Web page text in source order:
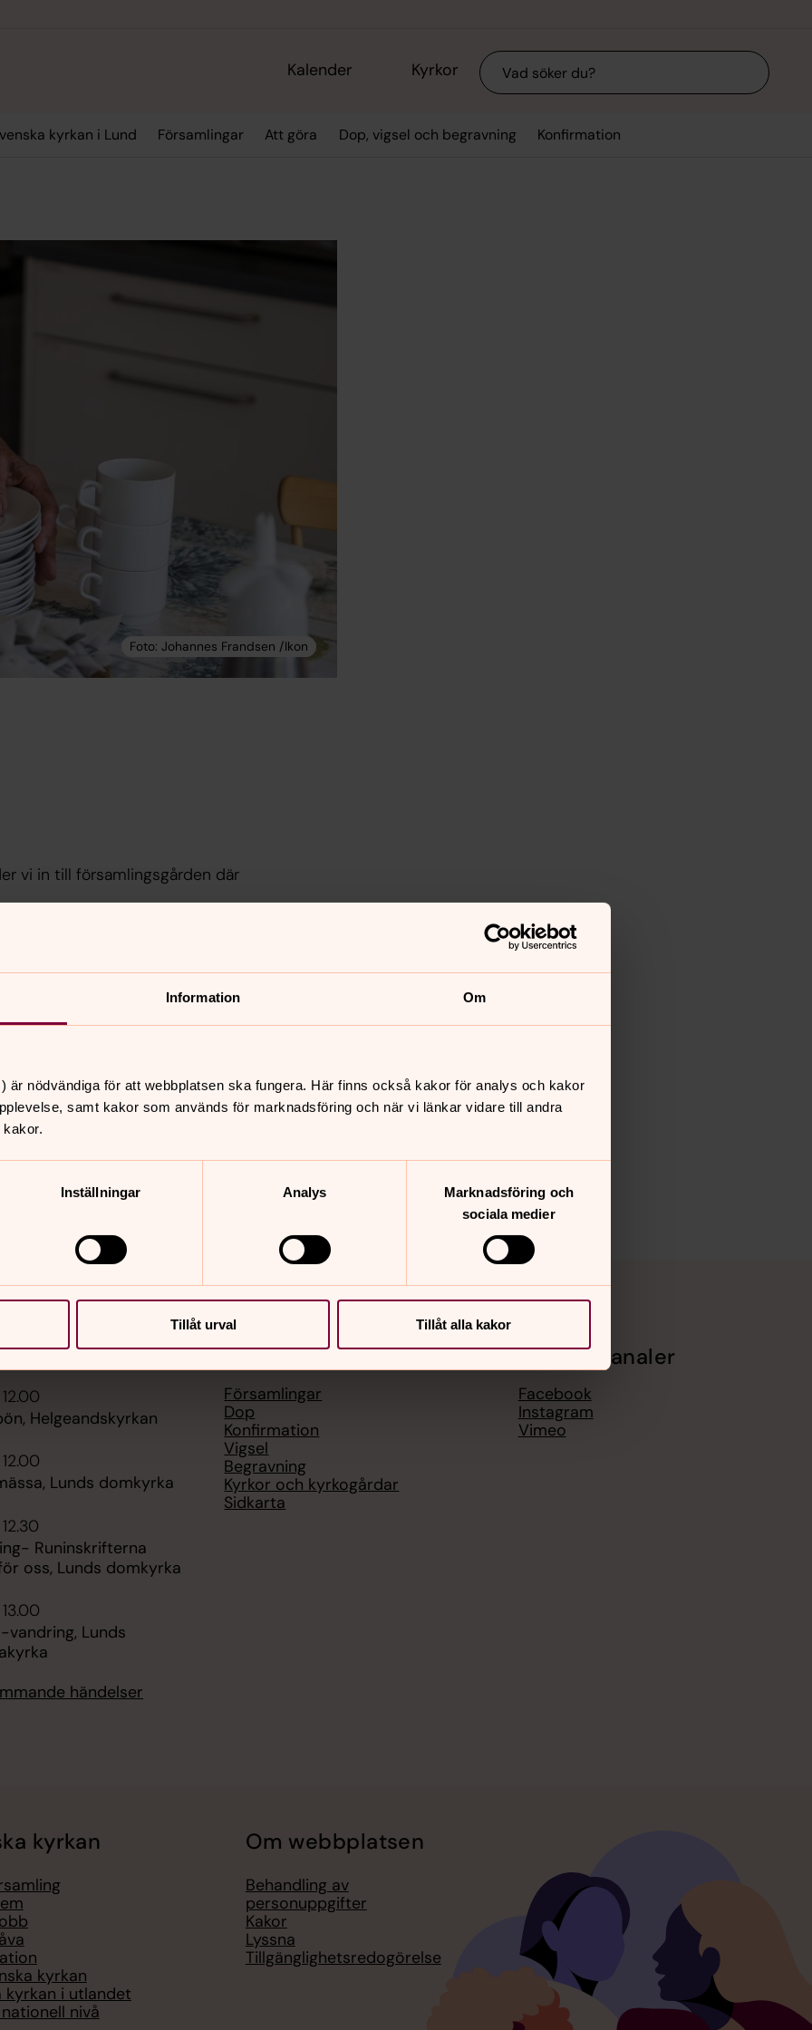
Information Om
är nödvändiga för att webbplatsen ska fungera. Här finns också kakor för analys och kakor
samt kakor som används för marknadsföring och när vi länkar vidare till andra
Inställningar Analys
Marknadsföring och
sociala medier
Tillåt urval Tillåt alla kakor
Kalender Kyrkor Sök
kyrkan i Lund Församlingar Att göra Dop, vigsel och begravning Konfirmation
vi in till församlingsgården där
Kyrkkaffet består av kaffe/te
Helgeandskyrkan
Lunds domkyrka
Runinskrifterna
oss, Lunds domkyrka
vandring, Lunds
händelser
Hitta snabbt
Församlingar
Dop
Konfirmation
Vigsel
Begravning
Kyrkor och kyrkogårdar
Sidkarta
Sociala kanaler
Facebook
Instagram
Vimeo
kyrkan
kyrkan
kyrkan i utlandet
nivå
Om webbplatsen
Behandling av
personuppgifter
Kakor
Lyssna
Tillgänglighetsredogörelse